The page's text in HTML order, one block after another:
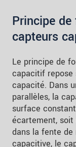
Principe
capteurs
Le principe de
capacitif repose
capacité. Dans
parallèles, la
surface
écartement,
dans la fente de
capacitive, le